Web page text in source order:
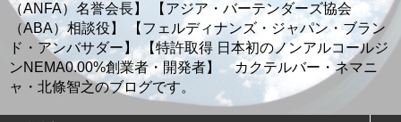
（ANFA）名誉会長】 【アジア・バーテンダーズ協会
（ABA）相談役】 【フェルディナンズ・ジャパン・ブラン
ド・アンバサダー】 【特許取得 日本初のノンアルコールジ
ンNEMA0.00%創業者・開発者】 カクテルバー・ネマニ
ャ・北條智之のブログです。